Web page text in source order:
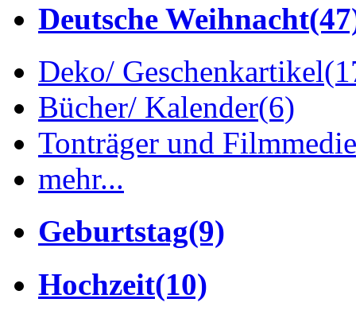
Deutsche Weihnacht
Deko/ Geschenkartikel
Bücher/ Kalender(6)
Tonträger und
mehr...
Geburtstag(9)
Hochzeit(10)